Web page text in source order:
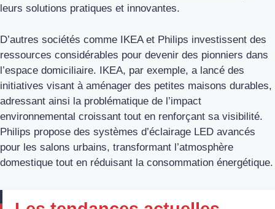
leurs solutions pratiques et innovantes.
D’autres sociétés comme IKEA et Philips investissent des
ressources considérables pour devenir des pionniers dans
l’espace domiciliaire. IKEA, par exemple, a lancé des
initiatives visant à aménager des petites maisons durables,
adressant ainsi la problématique de l’impact
environnemental croissant tout en renforçant sa visibilité.
Philips propose des systèmes d’éclairage LED avancés
pour les salons urbains, transformant l’atmosphère
domestique tout en réduisant la consommation énergétique.